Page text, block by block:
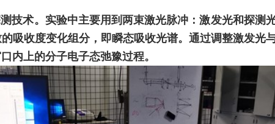
技术。实验中主要用到两束激光脉冲：激发光和探测
吸收度变化组分，即瞬态吸收光谱。通过调整激发光
内上的分子电子态弛豫过程。